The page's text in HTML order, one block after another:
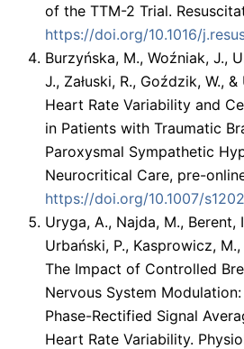
of the TTM-2 Trial.
https://doi.org/10.1016/
Burzyńska, M., Woźniak, J.,
J., Załuski, R., Goździk, W.,
Heart Rate Variability and
in Patients with Traumatic
Paroxysmal Sympathetic
Neurocritical Care, pre-
https://doi.org/10.1007/
Uryga, A., Najda, M., Berent,
Urbański, P., Kasprowicz,
The Impact of Controlled
Nervous System
Phase-Rectified Signal
Heart Rate Variability.